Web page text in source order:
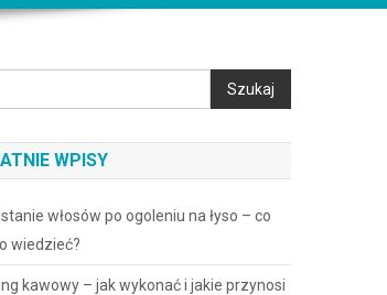
Szukaj
WPISY
włosów po ogoleniu na łyso – co
wiedzieć?
kawowy – jak wykonać i jakie przynosi